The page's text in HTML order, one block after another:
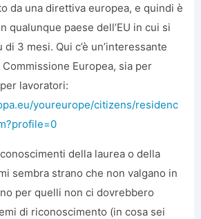
da una direttiva europea, e quindi è
qualunque paese dell’EU in cui si
3 mesi. Qui c’è un’interessante
Europea, sia per
lavoratori:
youreurope/citizens/residenc
della laurea o della
sembra strano che non valgano in
per quelli non ci dovrebbero
di riconoscimento (in cosa sei